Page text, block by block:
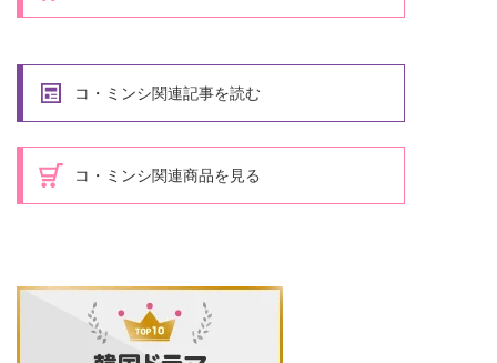
コ・ミンシ関連記事を読む
コ・ミンシ関連商品を見る